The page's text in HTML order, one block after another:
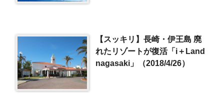
【スッキリ】長崎・伊王島 廃
れたリゾートが復活「i＋Land
nagasaki」（2018/4/26）